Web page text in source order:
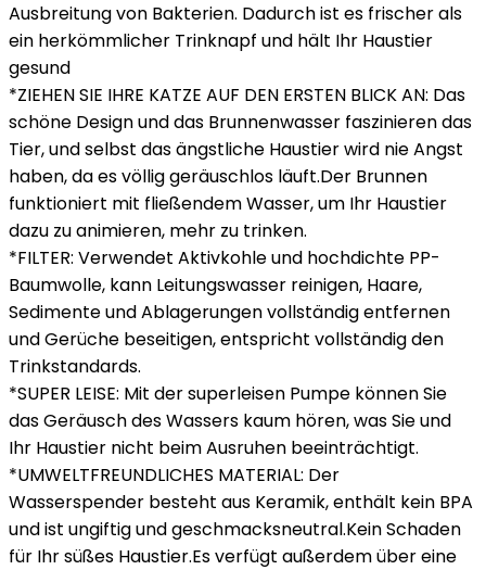
Ausbreitung von Bakterien. Dadurch ist es frischer als
ein herkömmlicher Trinknapf und hält Ihr Haustier
gesund
*ZIEHEN SIE IHRE KATZE AUF DEN ERSTEN BLICK AN: Das
schöne Design und das Brunnenwasser faszinieren das
Tier, und selbst das ängstliche Haustier wird nie Angst
haben, da es völlig geräuschlos läuft.Der Brunnen
funktioniert mit fließendem Wasser, um Ihr Haustier
dazu zu animieren, mehr zu trinken.
*FILTER: Verwendet Aktivkohle und hochdichte PP-
Baumwolle, kann Leitungswasser reinigen, Haare,
Sedimente und Ablagerungen vollständig entfernen
und Gerüche beseitigen, entspricht vollständig den
Trinkstandards.
*SUPER LEISE: Mit der superleisen Pumpe können Sie
das Geräusch des Wassers kaum hören, was Sie und
Ihr Haustier nicht beim Ausruhen beeinträchtigt.
*UMWELTFREUNDLICHES MATERIAL: Der
Wasserspender besteht aus Keramik, enthält kein BPA
und ist ungiftig und geschmacksneutral.Kein Schaden
für Ihr süßes Haustier.Es verfügt außerdem über eine